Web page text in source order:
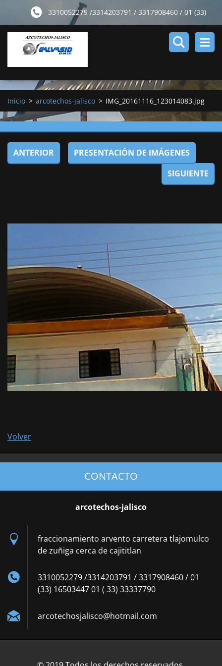
3310052279 /3314203791 / 3317908460 / 01 (33)
16503447 01 ( 33) 33337790
Inicio > arcotechos-jalisco > IMG_20161116_123014083.jpg
ANTERIOR
PRESENTACIÓN DE IMÁGENES
SIGUIENTE
Volver
CONTACTO
arcotechos-jalisco
fraccionamiento arvento carretera tlajomulco
de zuñiga cerca de cajititlan
3310052279 /3314203791 / 3317908460 / 01
(33) 16503447 01 ( 33) 33337790
arcotechosjalisco@hotmail.com